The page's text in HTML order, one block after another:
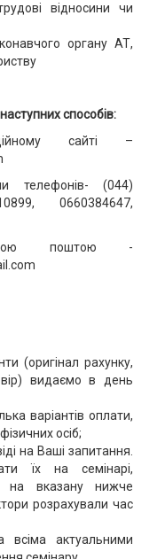
відносини чи
органу АТ,
способів:
сайті –
телефонів- (044)
0660384647,
поштою -
(оригінал рахунку,
видаємо в день
варіантів оплати,
осіб;
на Ваші запитання.
їх на семінарі,
на вказану нижче
розрахували час
всіма актуальними